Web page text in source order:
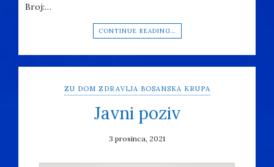
Broj:…
CONTINUE READING…
ZU DOM ZDRAVLJA BOSANSKA KRUPA
Javni poziv
3 prosinca, 2021